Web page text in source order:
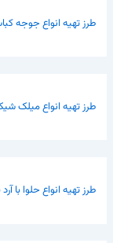
طرز تهیه انواع جوجه
طرز تهیه انواع میلک
طرز تهیه انواع حلوا با